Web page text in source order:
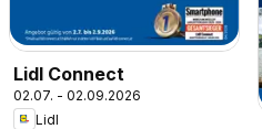
Lidl Connect
02.07. - 02.09.2026
Lidl